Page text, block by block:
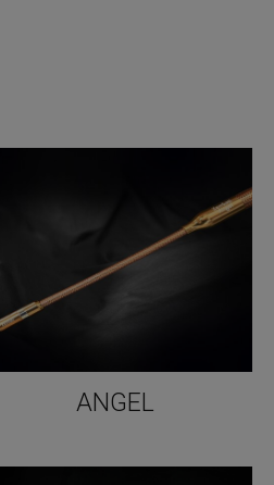
ANGEL